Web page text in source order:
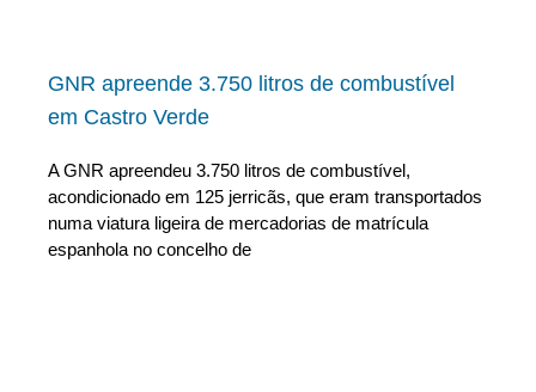
GNR apreende 3.750 litros de combustível
em Castro Verde
A GNR apreendeu 3.750 litros de combustível,
acondicionado em 125 jerricãs, que eram transportados
numa viatura ligeira de mercadorias de matrícula
espanhola no concelho de